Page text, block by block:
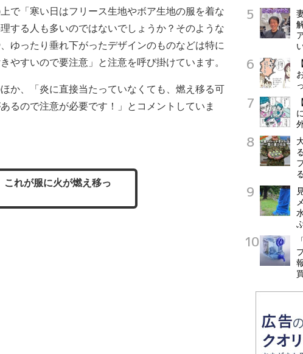
で「寒い日はフリース生地やボア生地の服を着な
する人も多いのではないでしょうか？そのような
ゆったり垂れ下がったデザインのものなどは特に
やすいので要注意」と注意を呼び掛けています。
か、「炎に直接当たっていなくても、燃え移る可
るので注意が必要です！」とコメントしていま
れが服に火が燃え移っ